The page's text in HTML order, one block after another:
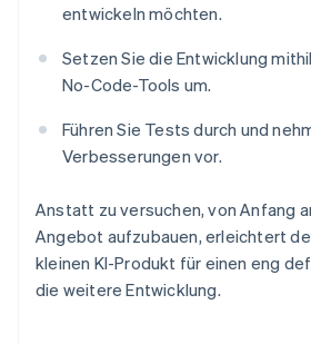
entwickeln möchten.
Setzen Sie die Entwicklung
No-Code-Tools um.
Führen Sie Tests durch und
Verbesserungen vor.
Anstatt zu versuchen, von Anfang
Angebot aufzubauen, erleichtert
kleinen KI-Produkt für einen eng
die weitere Entwicklung.